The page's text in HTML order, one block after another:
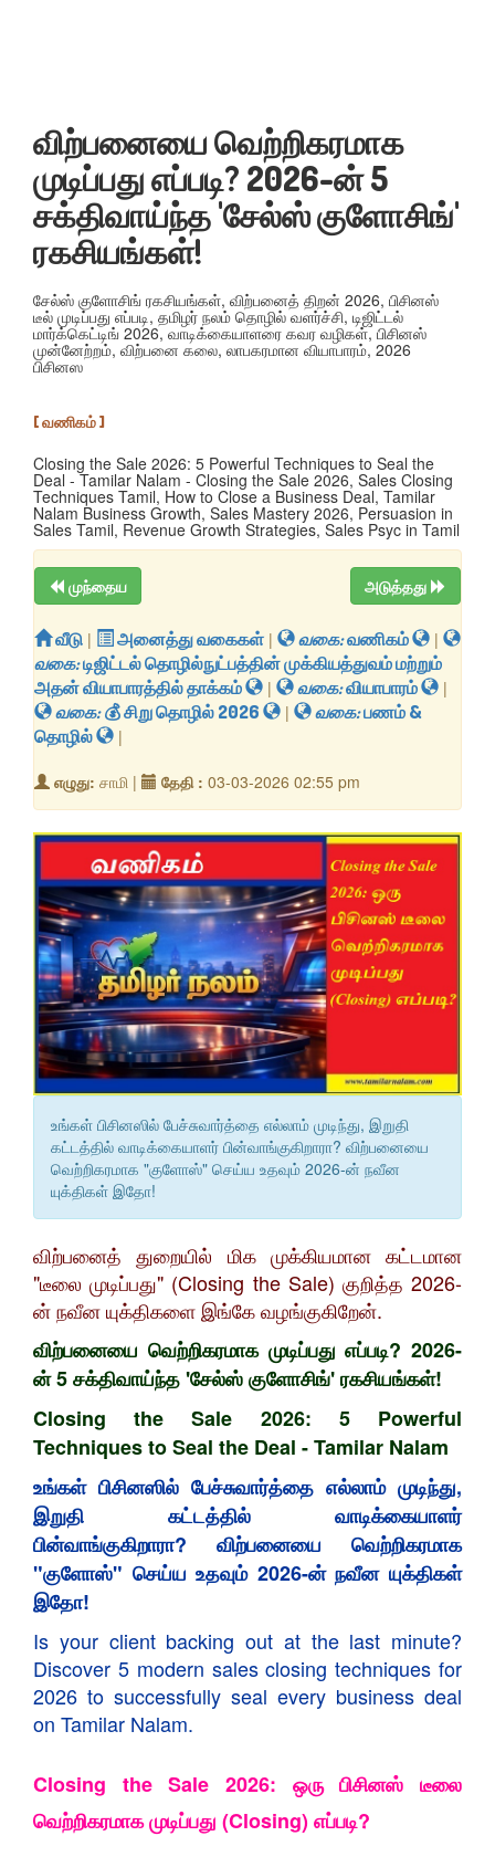
விற்பனையை வெற்றிகரமாக
முடிப்பது எப்படி? 2026-ன் 5
சக்திவாய்ந்த 'சேல்ஸ் குளோசிங்'
ரகசியங்கள்!
சேல்ஸ் குளோசிங் ரகசியங்கள், விற்பனைத் திறன் 2026, பிசினஸ்
டீல் முடிப்பது எப்படி, தமிழர் நலம் தொழில் வளர்ச்சி, டிஜிட்டல்
மார்க்கெட்டிங் 2026, வாடிக்கையாளரை கவர வழிகள், பிசினஸ்
முன்னேற்றம், விற்பனை கலை, லாபகரமான வியாபாரம், 2026
பிசினஸ
[ வணிகம் ]
Closing the Sale 2026: 5 Powerful Techniques to Seal the
Deal - Tamilar Nalam - Closing the Sale 2026, Sales Closing
Techniques Tamil, How to Close a Business Deal, Tamilar
Nalam Business Growth, Sales Mastery 2026, Persuasion in
Sales Tamil, Revenue Growth Strategies, Sales Psyc in Tamil
முந்தைய அடுத்தது
வீடு | அனைத்து வகைகள் | வகை:வணிகம்
|
வகை:டிஜிட்டல் தொழில்நுட்பத்தின் முக்கியத்துவம் மற்றும்
அதன் வியாபாரத்தில் தாக்கம்
| வகை:வியாபாரம்
|
வகை:​💰 சிறு தொழில் 2026 | வகை:பணம் &
தொழில்
|
எழுது: சாமி | தேதி : 03-03-2026 02:55 pm
உங்கள் பிசினஸில் பேச்சுவார்த்தை எல்லாம் முடிந்து, இறுதி
கட்டத்தில் வாடிக்கையாளர் பின்வாங்குகிறாரா? விற்பனையை
வெற்றிகரமாக "குளோஸ்" செய்ய உதவும் 2026-ன் நவீன
யுக்திகள் இதோ!
விற்பனைத் துறையில் மிக முக்கியமான கட்டமான
"டீலை முடிப்பது" (Closing the Sale) குறித்த 2026-
ன் நவீன யுக்திகளை இங்கே வழங்குகிறேன்.
விற்பனையை வெற்றிகரமாக முடிப்பது எப்படி? 2026-
ன் 5 சக்திவாய்ந்த 'சேல்ஸ் குளோசிங்' ரகசியங்கள்!
Closing the Sale 2026: 5 Powerful
Techniques to Seal the Deal - Tamilar Nalam
உங்கள் பிசினஸில் பேச்சுவார்த்தை எல்லாம் முடிந்து,
இறுதி கட்டத்தில் வாடிக்கையாளர்
பின்வாங்குகிறாரா? விற்பனையை வெற்றிகரமாக
"குளோஸ்" செய்ய உதவும் 2026-ன் நவீன யுக்திகள்
இதோ!
Is your client backing out at the last minute?
Discover 5 modern sales closing techniques for
2026 to successfully seal every business deal
on Tamilar Nalam.
Closing the Sale 2026: ஒரு பிசினஸ் டீலை
வெற்றிகரமாக முடிப்பது (Closing) எப்படி?